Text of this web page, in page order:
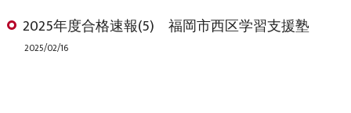
2025年度合格速報(5) 福岡市西区学習支援塾
2025/02/16